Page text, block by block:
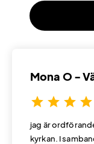
star star star star
Mona O -
jag är
kyrkan. I